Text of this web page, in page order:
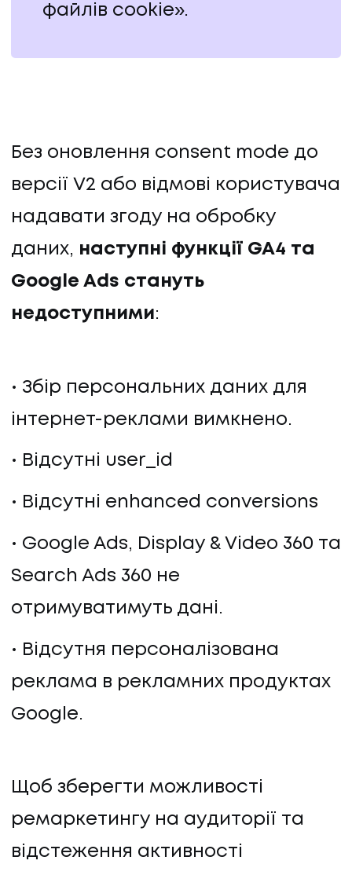
файлів cookie».
Без оновлення consent mode до
версії V2 або відмові користувача
надавати згоду на обробку
даних, наступні функції GA4 та
Google Ads стануть
недоступними:
Збір персональних даних для
інтернет-реклами вимкнено.
Відсутні user_id
Відсутні enhanced conversions
Google Ads, Display & Video 360 та
Search Ads 360 не
отримуватимуть дані.
Відсутня персоналізована
реклама в рекламних продуктах
Google.
Щоб зберегти можливості
ремаркетингу на аудиторії та
відстеження активності